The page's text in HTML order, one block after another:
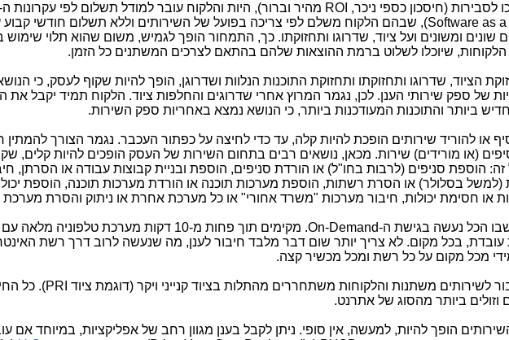
לסבירות (חיסכון כספי ניכר, ROI מהיר וברור), היות והלקוח עובר למודל תשלום לפי עקרונות
Software as), שבהם הלקוח משלם לפי צריכה בפועל של השירותים וללא תשלום חודשי קבוע
שונים ומשונים ועל ציוד, שדרוגו ותחזוקתו. כך, התמחור הופך לגמיש, משום שהוא תלוי
הלקוחות, שיוכלו לשלוט ברמת ההוצאות שלהם בהתאם לצרכים המשתנים כל הזמן.
הציוד, שדרוגו ותחזוקתו ותחזוקת התוכנות הנלוות ושדרוגן, הופך להיות שקוף לעסק, כי
של ספק שירותי הענן. לכן, נגמר המרוץ אחרי שדרוגים והחלפות ציוד. הלקוח תמיד יקבל את
ביותר והתוכנות המעודכנות ביותר, כי הנושא נמצא באחריות ספק השירות.
או להוריד שירותים הופכת להיות קלה, עד כדי לחיצה על כפתור העכבר. נגמר הצורך להמתין
(או מורידים) שירות. מכאן, נושאים רבים בתחום השירות של העסק הופכים להיות קלים,
זה: הוספת סניפים (לרבות בחו"ל) או הורדת סניפים, הוספת ובניית קבוצות עבודה או הסרתן,
בסלולר) או הסרת רשתות, הוספת מערכות תוכנה או הורדת מערכות תוכנה, הוספת
או חסימת יכולות, חיבור מערכות "משרד אחורי" או כל מערכת אחרת או ניתוק והסרת מערכת
שבו הכל נעשה בגישת ה-On-Demand
. מקימים תוך פחות מ-10 דקות מערכת טלפוניה מלאה
בכל מקום. לא צריך יותר שום דבר מלבד חיבור לענן, מה שנעשה לרוב דרך רשת
מכל מקום על כל רשת ומכל מכשיר קצה.
לשירותים משתנות והלקוחות משתחררים מהתלות בציוד קנייני ויקר (דוגמת ציוד PRI). כל
וזולים ביותר מהסוג של אתרנט.
השירותים הופך להיות, למעשה, אין סופי. ניתן לקבל בענן מגוון רחב של אפליקציות, במיוחד אם